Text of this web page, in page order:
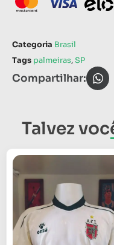
Categoria Brasil
Tags palmeiras,SP
Compartilhar:
Talvez